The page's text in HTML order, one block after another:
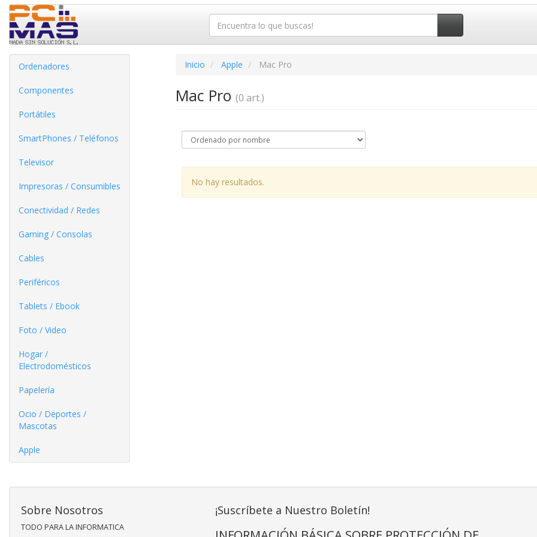
Ordenadores
Componentes
Portátiles
SmartPhones / Teléfonos
Televisor
Impresoras / Consumibles
Conectividad / Redes
Gaming / Consolas
Cables
Periféricos
Tablets / Ebook
Foto / Video
Hogar /
Electrodomésticos
Papelería
Ocio / Deportes /
Mascotas
Apple
Inicio Apple Mac Pro
Mac Pro (0 art.)
No hay resultados.
Sobre Nosotros
TODO PARA LA INFORMATICA
¡Suscríbete a Nuestro Boletín!